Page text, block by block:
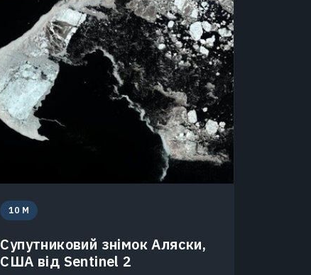
10 M
Супутниковий знімок Аляски,
США від Sentinel 2